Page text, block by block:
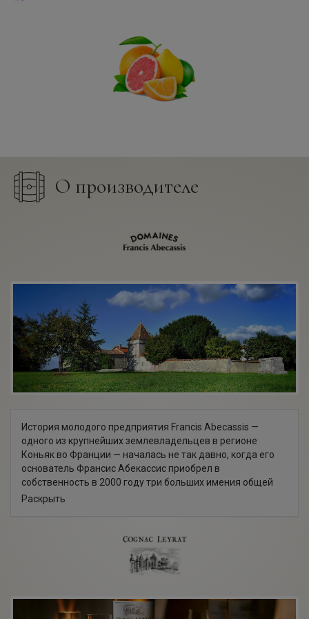
О производителе
История молодого предприятия Francis Abecassis —
одного из крупнейших землевладельцев в регионе
Коньяк во Франции — началась не так давно, когда его
основатель Франсис Абекассис приобрел в
собственность в 2000 году три больших имения общей
площадью 240 га. Предприятие Франсис Абекассис
Domaines", удостоенных множеством престижных наград
и более 60 медалей на международных дегустационных
Раскрыть